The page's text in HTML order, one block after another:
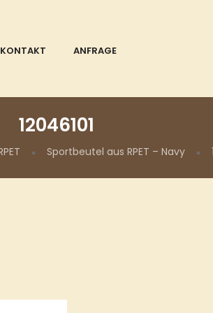
KONTAKT ANFRAGE
12046101
Sportbeutel aus RPET – Navy